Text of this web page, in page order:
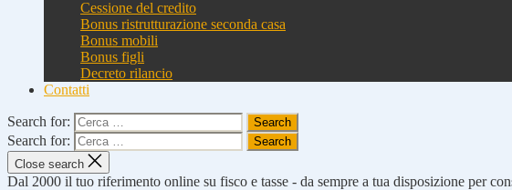
Cessione del credito
Bonus ristrutturazione seconda casa
Bonus mobili
Bonus figli
Decreto rilancio
Contatti
Search for:
Search for:
Close search
Dal 2000 il tuo riferimento online su fisco e tasse - da sempre a tua disposizione per